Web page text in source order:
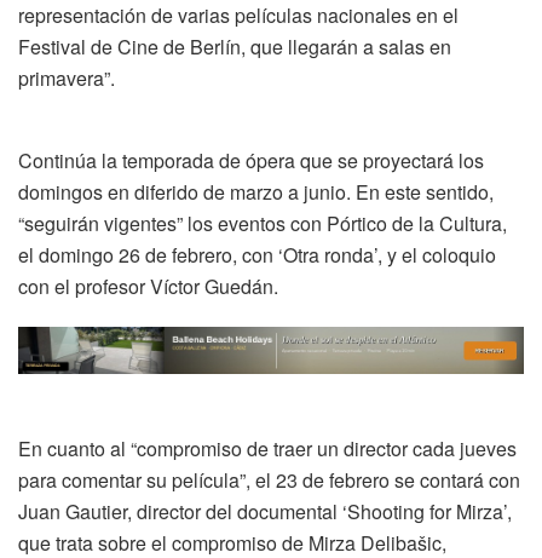
representación de varias películas nacionales en el
Festival de Cine de Berlín, que llegarán a salas en
primavera”.
Continúa la temporada de ópera que se proyectará los
domingos en diferido de marzo a junio. En este sentido,
“seguirán vigentes” los eventos con Pórtico de la Cultura,
el domingo 26 de febrero, con ‘Otra ronda’, y el coloquio
con el profesor Víctor Guedán.
En cuanto al “compromiso de traer un director cada jueves
para comentar su película”, el 23 de febrero se contará con
Juan Gautier, director del documental ‘Shooting for Mirza’,
que trata sobre el compromiso de Mirza Delibašic,